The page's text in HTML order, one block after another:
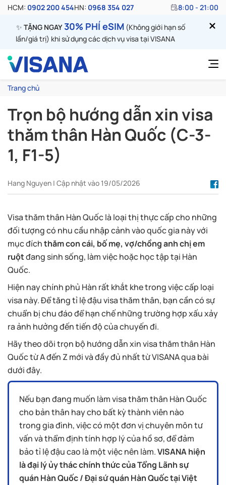
HCM: 0902 200 454HN: 0968 354 027 8:00 - 21:00
✨ TẶNG NGAY30% PHÍ eSIM (Không giới hạn số
lần/giá trị) khi sử dụng các dịch vụ visa tại VISANA
Trang chủ
Trọn bộ hướng dẫn xin visa
thăm thân Hàn Quốc (C-3-
1, F1-5)
Hang Nguyen | Cập nhật vào 19/05/2026
Visa thăm thân Hàn Quốc là loại thị thực cấp cho những
đối tượng có nhu cầu nhập cảnh vào quốc gia này với
mục đíchthăm con cái, bố mẹ, vợ/chồng anh chị em
ruộtđang sinh sống, làm việc hoặc học tập tại Hàn
Quốc.
Hiện nay chính phủ Hàn rất khắt khe trong việc cấp loại
visa này. Để tăng tỉ lệ đậu visa thăm thân, bạn cần có sự
chuẩn bị chu đáo để hạn chế những trường hợp xấu xảy
ra ảnh hưởng đến tiến độ của chuyến đi.
Hãy theo dõi trọn bộ hướng dẫn xin visa thăm thân Hàn
Quốc từ A đến Z mới và đầy đủ nhất từ VISANA qua bài
dưới đây.
Nếu bạn đang muốn làm visa thăm thân Hàn Quốc
cho bản thân hay cho bất kỳ thành viên nào
trong gia đình, việc có một đơn vị chuyên môn tư
vấn và thẩm định tính hợp lý của hồ sơ, để đảm
bảo tỉ lệ đậu cao là một việc nên làm.VISANA hiện
là đại lý ủy thác chính thức của Tổng Lãnh sự
quán Hàn Quốc / Đại sứ quán Hàn Quốc tại Việt